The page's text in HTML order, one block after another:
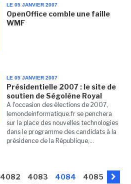
LE 05 JANVIER 2007
OpenOffice comble une faille
WMF
LE 05 JANVIER 2007
Présidentielle 2007 : le site de
soutien de Ségolène Royal
A l'occasion des élections de 2007,
lemondeinformatique.fr se penchera
sur la place des nouvelles technologies
dans le programme des candidats à la
présidence de la République,...
4082 4083 4084
4085